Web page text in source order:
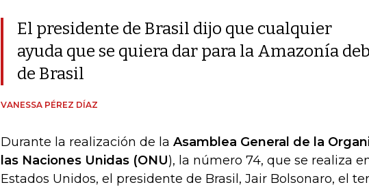
El presidente de Brasil dijo que cualquier
ayuda que se quiera dar para la Amazonía
de Brasil
VANESSA PÉREZ DÍAZ
Durante la realización de la Asamblea General de la
las Naciones Unidas (ONU), la número 74, que se realiza
Estados Unidos, el presidente de Brasil, Jair Bolsonaro, el